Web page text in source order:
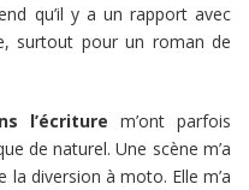
qu’il y a un rapport avec
surtout pour un roman de
l’écriture m’ont parfois
de naturel. Une scène m’a
diversion à moto. Elle m’a